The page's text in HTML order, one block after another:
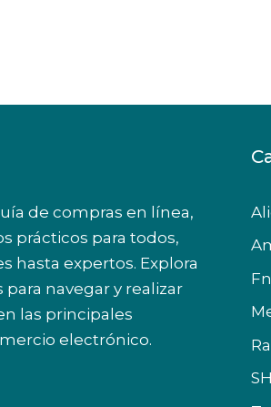
de compras en línea,
prácticos para todos,
hasta expertos. Explora
navegar y realizar
las principales
electrónico.